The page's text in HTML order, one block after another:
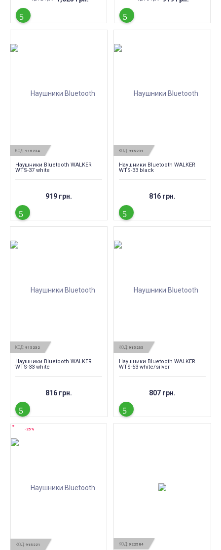
КОД: 915234
Наушники Bluetooth WALKER
WTS-37 white
919 грн.
КОД: 915231
Наушники Bluetooth WALKER
WTS-33 black
816 грн.
КОД: 915232
Наушники Bluetooth WALKER
WTS-33 white
816 грн.
КОД: 915235
Наушники Bluetooth WALKER
WTS-53 white/silver
807 грн.
КОД: 915221
-25%
КОД: 922584